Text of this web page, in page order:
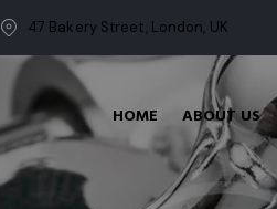
47 Bakery Street, London, UK
HOME ABOUT US